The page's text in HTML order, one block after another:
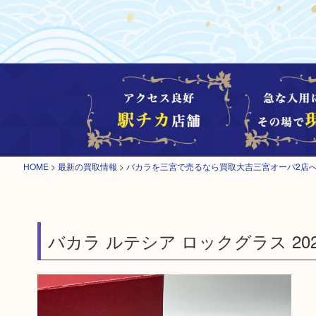
HOME > 最新の買取情報 > バカラを三宮で売るなら買取大吉三宮オーパ2店
バカラ ルテシア ロックグラス